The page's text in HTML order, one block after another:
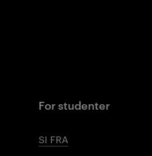
For studenter
SI FRA